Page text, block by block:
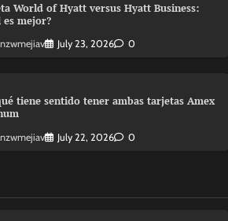
World of Hyatt versus Hyatt Business:
es mejor?
July 23, 2026 0
tiene sentido tener ambas tarjetas Amex
July 22, 2026 0